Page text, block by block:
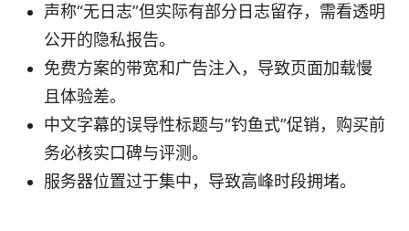
声称“无日志”但实际有部分日志留存，需看透明
公开的隐私报告。
免费方案的带宽和广告注入，导致页面加载慢
且体验差。
中文字幕的误导性标题与“钓鱼式”促销，购买前
务必核实口碑与评测。
服务器位置过于集中，导致高峰时段拥堵。